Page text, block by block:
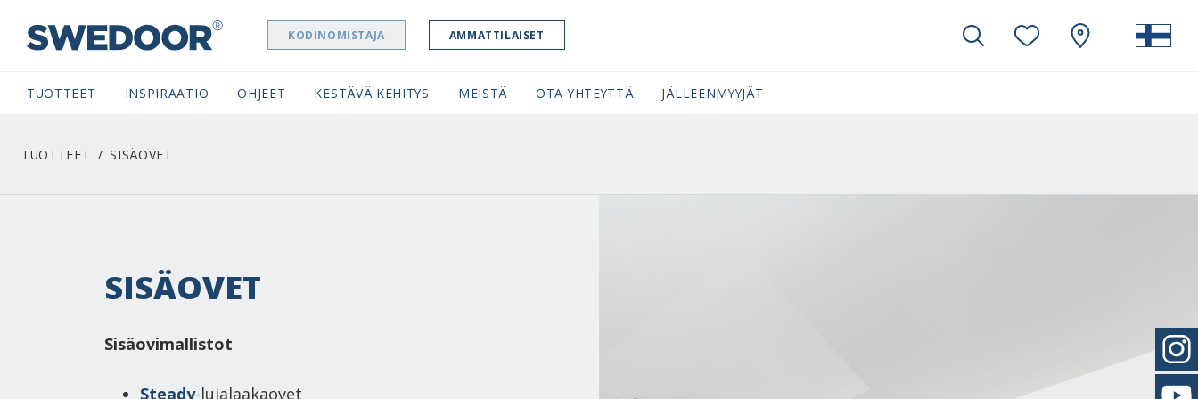
SWEDOOR NAVIGATION KODINOMISTAJA AMMATTILAISET
TUOTTEET INSPIRAATIO OHJEET KESTÄVÄ KEHITYS MEISTÄ OTA YHTEYTTÄ JÄLLEENMYYJÄT
TUOTTEET SISÄOVET
SISÄOVET
Sisäovimallistot
Steady-lujalaakaovet